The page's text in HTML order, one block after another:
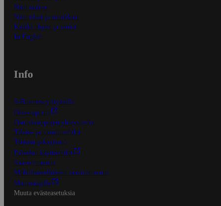
Näin maksat
Näin tilaat ja muokkaat
Kaikki ohjeet ja vinkit
In English
Info
S-Business yrityksille
Oiva-raportit
Osuuskauppojen yhteystiedot
Tilaus- ja toimitusehdot
Tietosuojakäytäntö
Palvelun käyttöehdot
Saavutettavuus
Mobiilisovelluksen saavutettavuus
Mainostajalle
Muuta evästeasetuksia